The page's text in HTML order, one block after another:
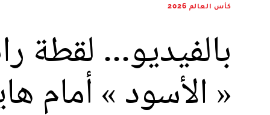
كأس العالم 2026
بالفيديو... لقطة
« الأسود » أمام